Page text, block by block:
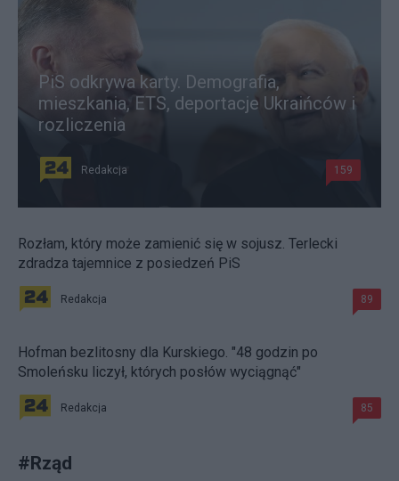
PiS odkrywa karty. Demografia,
mieszkania, ETS, deportacje Ukraińców i
rozliczenia
Redakcja 159
Rozłam, który może zamienić się w sojusz. Terlecki
zdradza tajemnice z posiedzeń PiS
Redakcja 89
Hofman bezlitosny dla Kurskiego. "48 godzin po
Smoleńsku liczył, których posłów wyciągnąć"
Redakcja 85
#Rząd